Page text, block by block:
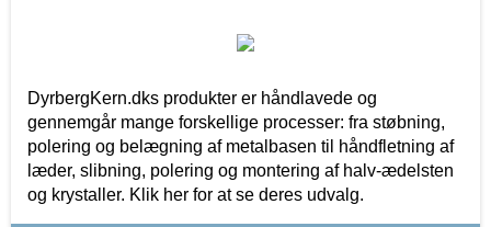
DyrbergKern.dks produkter er håndlavede og
gennemgår mange forskellige processer: fra støbning,
polering og belægning af metalbasen til håndfletning af
læder, slibning, polering og montering af halv-ædelsten
og krystaller. Klik her for at se deres udvalg.